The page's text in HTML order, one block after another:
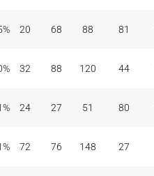
20 68 88 81
32 88 120 44
24 27 51 80
72 76 148 27